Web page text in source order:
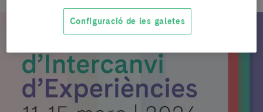
Configuració de les galetes